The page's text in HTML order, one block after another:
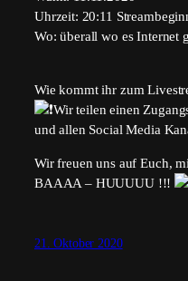
Uhrzeit: 20:11
Wo: überall wo es Internet
Wie kommt ihr zum
Wir teilen einen
und allen Social Media
Wir freuen uns auf Euch,
BAAAA – HUUUUU !!!
21. Oktober 2020